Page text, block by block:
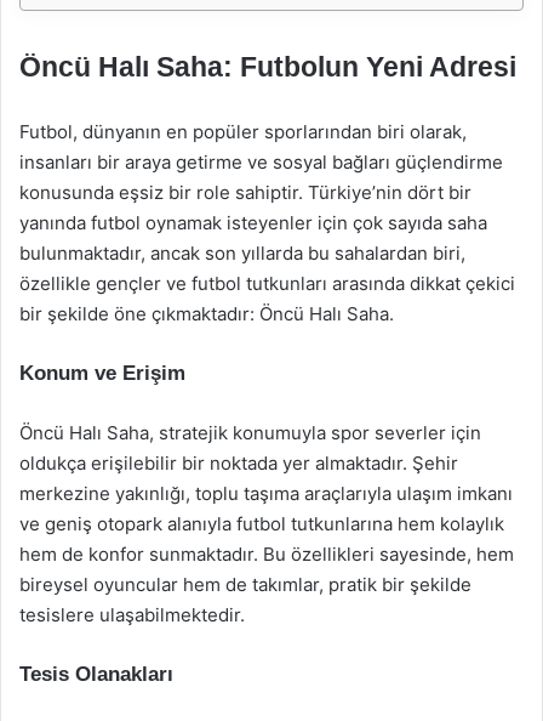
Öncü Halı Saha: Futbolun Yeni Adresi
Futbol, dünyanın en popüler sporlarından biri olarak,
insanları bir araya getirme ve sosyal bağları güçlendirme
konusunda eşsiz bir role sahiptir. Türkiye’nin dört bir
yanında futbol oynamak isteyenler için çok sayıda saha
bulunmaktadır, ancak son yıllarda bu sahalardan biri,
özellikle gençler ve futbol tutkunları arasında dikkat çekici
bir şekilde öne çıkmaktadır: Öncü Halı Saha.
Konum ve Erişim
Öncü Halı Saha, stratejik konumuyla spor severler için
oldukça erişilebilir bir noktada yer almaktadır. Şehir
merkezine yakınlığı, toplu taşıma araçlarıyla ulaşım imkanı
ve geniş otopark alanıyla futbol tutkunlarına hem kolaylık
hem de konfor sunmaktadır. Bu özellikleri sayesinde, hem
bireysel oyuncular hem de takımlar, pratik bir şekilde
tesislere ulaşabilmektedir.
Tesis Olanakları